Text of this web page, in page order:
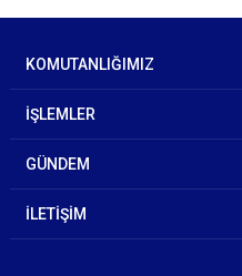
KOMUTANLIĞIMIZ
İŞLEMLER
GÜNDEM
İLETİŞİM